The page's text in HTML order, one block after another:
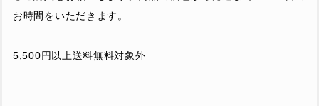
お時間をいただきます。
5,500円以上送料無料対象外